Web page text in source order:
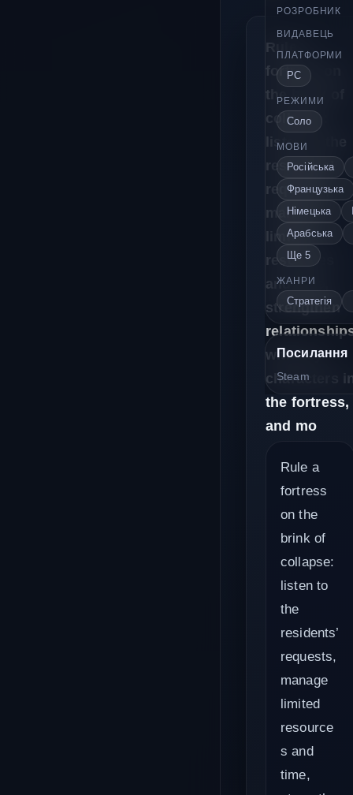
Rule a
fortress on
the brink of
collapse:
listen to the
residents’
requests,
manage
limited
resources
and time,
strengthen
with key
characters
the fortress,
and mo
Rule a
fortress
on the
brink of
collapse:
listen to
the
residents’
requests,
manage
limited
resource
s and
time,
РОЗРОБНИК
ВИДАВЕЦЬ
ПЛАТФОРМИ
PC
РЕЖИМИ
Соло
МОВИ
Російська
Французька
Німецька
Арабська
Ще 5
ЖАНРИ
Стратегія
Посилання
Steam